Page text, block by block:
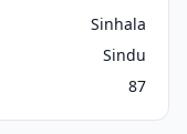
Sinhala
Sindu
87